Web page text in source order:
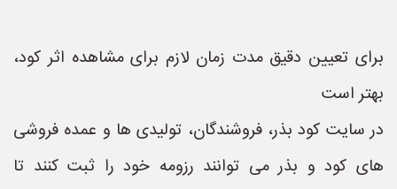
برای تعیین دقیق مدت زمان لازم برای مشاهده اثر کود،
بهتر است
در سایت کود بذر، فروشندگان، تولیدی ها و عمده فروشی
های کود و بذر می توانند رزومه خود را ثبت کنند تا